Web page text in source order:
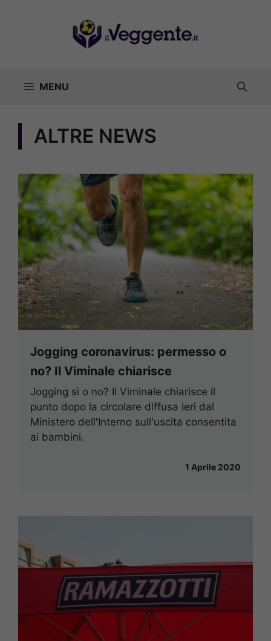
MENU
ALTRE NEWS
Jogging coronavirus: permesso o
no? Il Viminale chiarisce
Jogging sì o no? Il Viminale chiarisce il
punto dopo la circolare diffusa ieri dal
Ministero dell'Interno sull'uscita consentita
ai bambini.
1 Aprile 2020